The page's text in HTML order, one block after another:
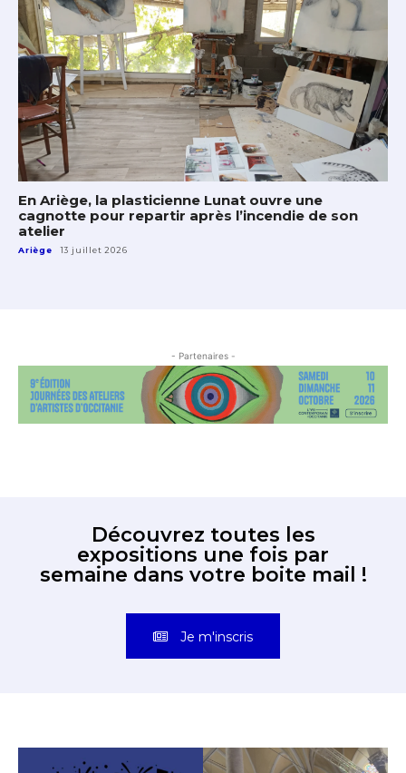
En Ariège, la plasticienne Lunat ouvre une
cagnotte pour repartir après l’incendie de son
atelier
Ariège 13 juillet 2026
- Partenaires -
Découvrez toutes les
expositions une fois par
semaine dans votre boite mail !
Je m'inscris